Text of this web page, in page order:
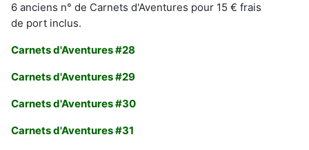
6 anciens n° de Carnets d'Aventures pour 15 € frais
de port inclus.
Carnets d'Aventures #28
Carnets d'Aventures #29
Carnets d'Aventures #30
Carnets d'Aventures #31